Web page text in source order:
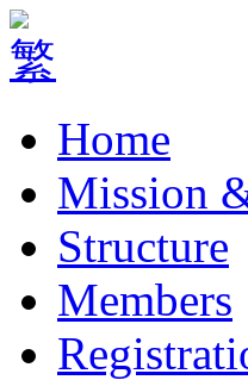
Home
Mission
Structure
Members